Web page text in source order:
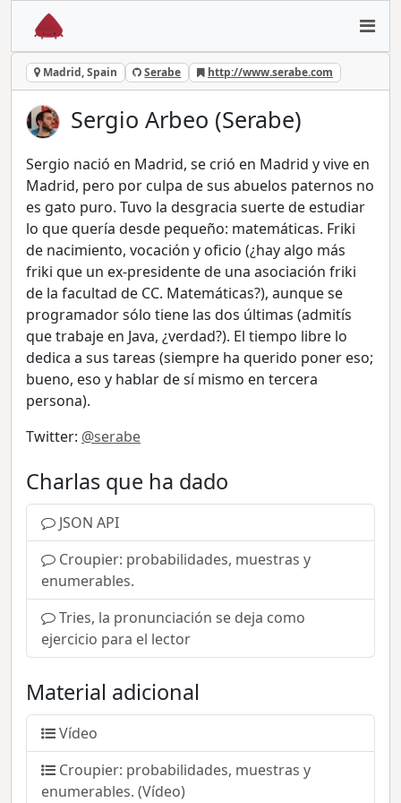
Madrid, Spain Serabe http://www.serabe.com
Sergio Arbeo (Serabe)
Sergio nació en Madrid, se crió en Madrid y vive en
Madrid, pero por culpa de sus abuelos paternos no
es gato puro. Tuvo la desgracia suerte de estudiar
lo que quería desde pequeño: matemáticas. Friki
de nacimiento, vocación y oficio (¿hay algo más
friki que un ex-presidente de una asociación friki
de la facultad de CC. Matemáticas?), aunque se
programador sólo tiene las dos últimas (admitís
que trabaje en Java, ¿verdad?). El tiempo libre lo
dedica a sus tareas (siempre ha querido poner eso;
bueno, eso y hablar de sí mismo en tercera
persona).
Twitter: @serabe
Charlas que ha dado
JSON API
Croupier: probabilidades, muestras y
enumerables.
Tries, la pronunciación se deja como
ejercicio para el lector
Material adicional
Vídeo
Croupier: probabilidades, muestras y
enumerables. (Vídeo)